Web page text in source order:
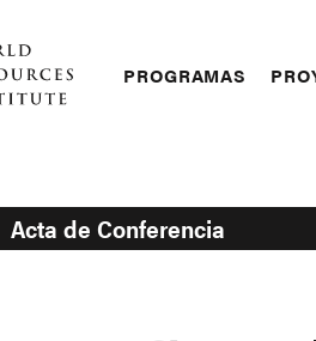
Main
PROGRAMAS
Acta de Conferencia